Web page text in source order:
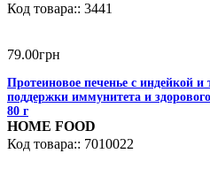
3441
79.00грн
Протеиновое печенье с индейкой
поддержки иммунитета и
80 г
HOME FOOD
7010022